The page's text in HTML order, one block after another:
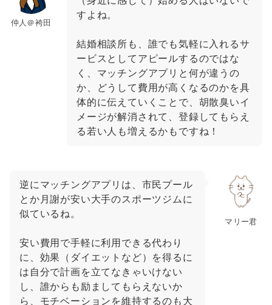
仲人＠袴田
すよね。
結婚相談所も、誰でも気軽に入れるサ
ービスとしてアピールするのではな
く、マッチングアプリと何が違うの
か、どうして費用が高くなるのかを具
体的に伝えていくことで、胡散臭いイ
メージが解消されて、登録してもらえ
る若い人も増えるかもですね！
マリー君
逆にマッチングアプリは、市民プール
とか月謝が安い大手のスポーツジムに
似ているね。
安い費用で手軽に利用できる代わり
に、効果（ダイエットなど）を得るに
は自分で計画を立てなきゃいけない
し、誰からも励ましてもらえないか
ら、モチベーションを維持するのも大